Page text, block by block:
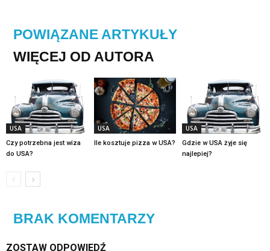
POWIĄZANE ARTYKUŁY
WIĘCEJ OD AUTORA
USA
Czy potrzebna jest wiza
do USA?
USA
Ile kosztuje pizza w USA?
USA
Gdzie w USA żyje się
najlepiej?
BRAK KOMENTARZY
ZOSTAW ODPOWIEDŹ